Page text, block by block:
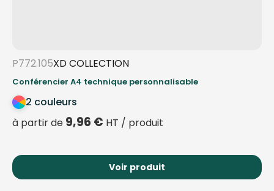
P772.105XD COLLECTION
Conférencier A4 technique personnalisable
2 couleurs
à partir de 9,96 € HT / produit
Voir produit